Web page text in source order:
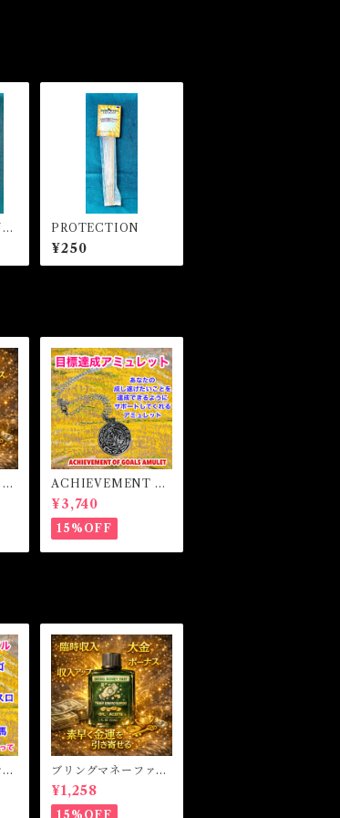
PROTECTION
¥250
ACHIEVEMENT O
F GOALS AMULET
-あなたを目標達成へ
と導くアミュレット-
¥3,740
15%OFF
ブリングマネーファス
ト マジカルオイル・
魔女オイル BRING
MONEY FAST Magi
¥1,258
15%OFF